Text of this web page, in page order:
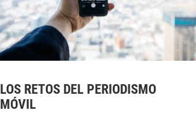
LOS RETOS DEL PERIODISMO
MÓVIL